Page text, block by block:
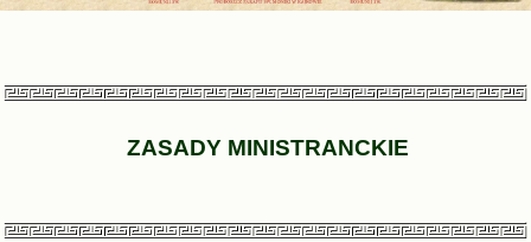
ZASADY MINISTRANCKIE